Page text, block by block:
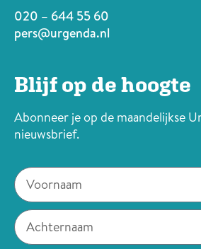
020 – 644 55 60
pers@urgenda.nl
Blijf op de hoogte
Abonneer je op de maandelijkse
nieuwsbrief.